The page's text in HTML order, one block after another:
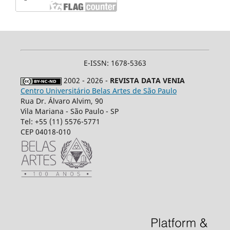
E-ISSN: 1678-5363
2002 - 2026 - REVISTA DATA VENIA
Centro Universitário Belas Artes de São Paulo
Rua Dr. Álvaro Alvim, 90
Vila Mariana - São Paulo - SP
Tel: +55 (11) 5576-5771
CEP 04018-010